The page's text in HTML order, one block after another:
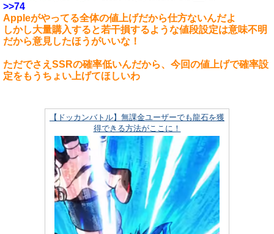
>>74
Appleがやってる全体の値上げだから仕方ないんだよ
しかし大量購入すると若干損するような値段設定は意味不明
だから意見したほうがいいな！
ただでさえSSRの確率低いんだから、今回の値上げで確率設
定をもうちょい上げてほしいわ
【ドッカンバトル】無課金ユーザーでも龍石を獲
得できる方法がここに！